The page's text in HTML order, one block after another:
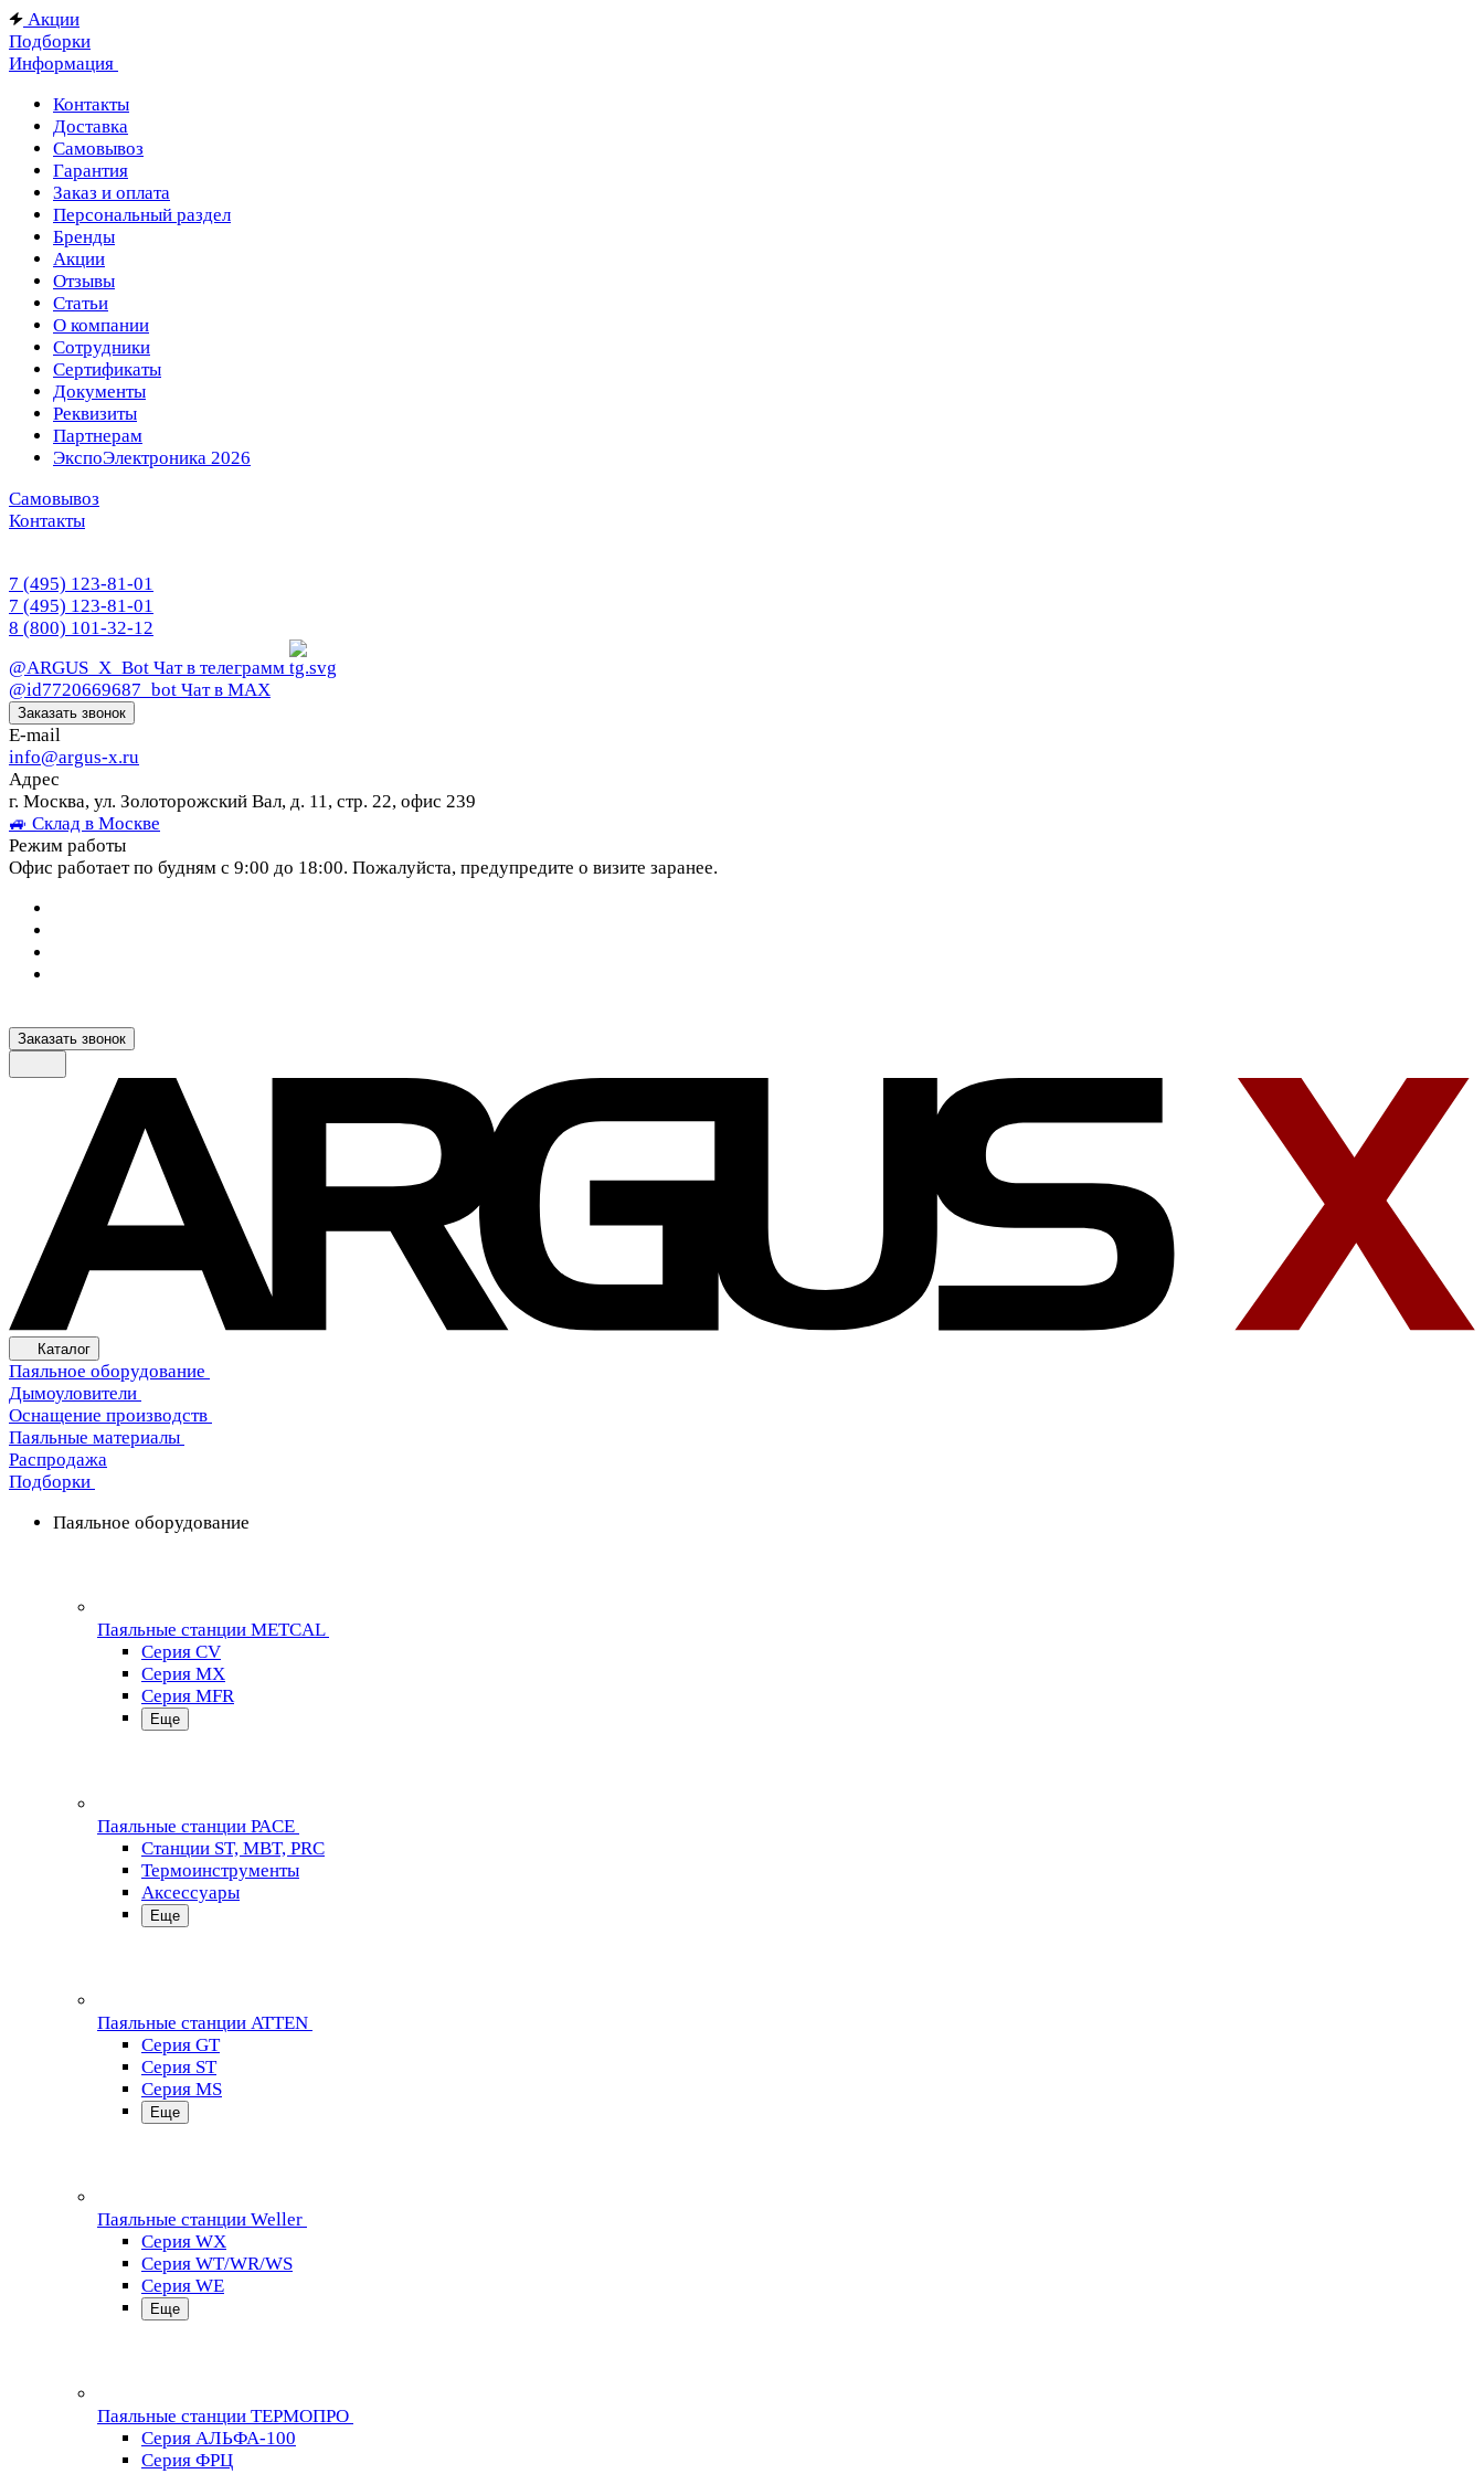
Акции
Подборки
Информация
Контакты
Доставка
Самовывоз
Гарантия
Заказ и оплата
Персональный раздел
Бренды
Акции
Отзывы
Статьи
О компании
Сотрудники
Сертификаты
Документы
Реквизиты
Партнерам
ЭкспоЭлектроника 2026
Самовывоз
Контакты
7 (495) 123-81-01
7 (495) 123-81-01
8 (800) 101-32-12
@ARGUS_X_Bot Чат в телеграмм
@id7720669687_bot Чат в МАХ
Заказать звонок
E-mail
info@argus-x.ru
Адрес
г. Москва, ул. Золоторожский Вал, д. 11, стр. 22, офис 239
🚙 Склад в Москве
Режим работы
Офис работает по будням с 9:00 до 18:00. Пожалуйста, предупредите о визите заранее.
Заказать звонок
Каталог
Паяльное оборудование
Дымоуловители
Оснащение производств
Паяльные материалы
Распродажа
Подборки
Паяльное оборудование
Паяльные станции METCAL
Серия CV
Серия MX
Серия MFR
Еще
Паяльные станции PACE
Станции ST, MBT, PRC
Термоинструменты
Аксессуары
Еще
Паяльные станции ATTEN
Серия GT
Серия ST
Серия MS
Еще
Паяльные станции Weller
Серия WX
Серия WT/WR/WS
Серия WE
Еще
Паяльные станции ТЕРМОПРО
Серия АЛЬФА-100
Серия ФРЦ